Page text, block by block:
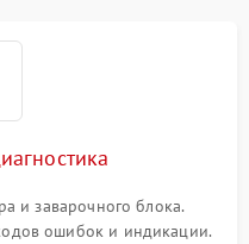
и заварочного блока.
ошибок и индикации.